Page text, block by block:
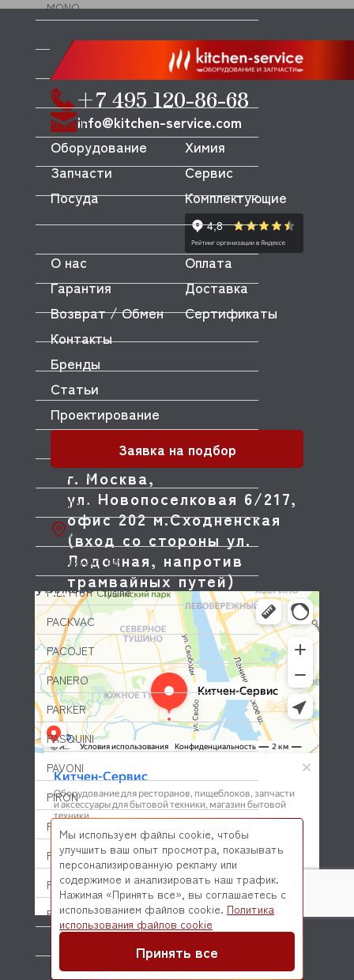
MONO
MONOLITH
MORELLO FORNI
MORETTI
MORICE
MULLER
MUSSO
NOPEIN
NTF
ODE
OEM
OLAB
OLYMPIA
OMNIWASH
ORVED
OZTIRYAKILER
P.L. Proff Cuisine
PACKVAC
PACOJET
PANERO
PARKER
PASQUINI
PAVONI
PIRON
PIZZA-GROUP
PLAS-CONT
POLAIR (ПОЛАИР)
PONY
PRATICA
+7 495 120-86-68
info@kitchen-service.com
г. Москва,
ул. Новопоселковая 6/217,
офис 202 м.Сходненская
(вход со стороны ул.
Лодочная, напротив
трамвайных путей)
Оборудование
Запчасти
Посуда
Химия
Сервис
Комплектующие
О нас
Оплата
Гарантия
Доставка
Возврат / Обмен
Сертификаты
Контакты
Бренды
Статьи
Проектирование
Заявка на подбор
© 2026 Kitchen-Service.com Интернет-магазин запчастей
и оборудования профессиональной кухни
Мы используем файлы cookie, чтобы
улучшить ваш опыт просмотра, показывать
персонализированную рекламу или
содержимое и анализировать наш трафик.
Нажимая «Принять все», вы соглашаетесь с
использованием файлов cookie. Политика
использования файлов cookie
Принять все